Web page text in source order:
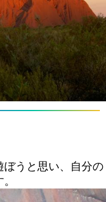
ぼうと思い、自分の